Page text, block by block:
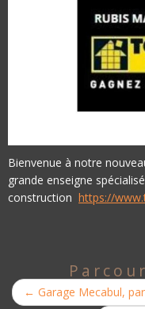
Bienvenue à notre
grande enseigne
construction https://
← Garage Mecabul,